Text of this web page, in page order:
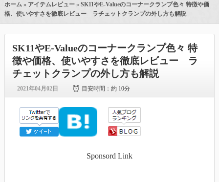
ホーム » アイテムレビュー» SK11やE-Valueのコーナークランプ色々 特徴や価
格、使いやすさを徹底レビュー ラチェットクランプの外し方も解説
SK11やE-Valueのコーナークランプ色々 特
徴や価格、使いやすさを徹底レビュー ラ
チェットクランプの外し方も解説
2021年04月02日 目安時間：約 10分
Sponsord Link